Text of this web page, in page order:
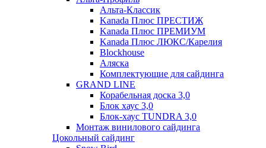
Альта-Классик
Kanada Плюс ПРЕСТИЖ
Kanada Плюс ПРЕМИУМ
Kanada Плюс ЛЮКС/Карелия
Blockhouse
Аляска
Комплектующие для сайдинга
GRAND LINE
Корабельная доска 3,0
Блок хаус 3,0
Блок-хаус TUNDRA 3,0
Монтаж винилового сайдинга
Цокольный сайдинг